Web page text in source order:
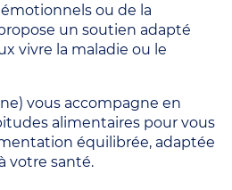
ou de la
un soutien adapté
vivre la maladie ou le
vous accompagne en
alimentaires pour vous
équilibrée, adaptée
votre santé.